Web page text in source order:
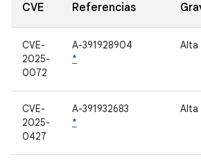
CVE Referencias
CVE-
2025-
0072
A-391928904
*
Alta
CVE-
2025-
0427
A-391932683
*
Alta